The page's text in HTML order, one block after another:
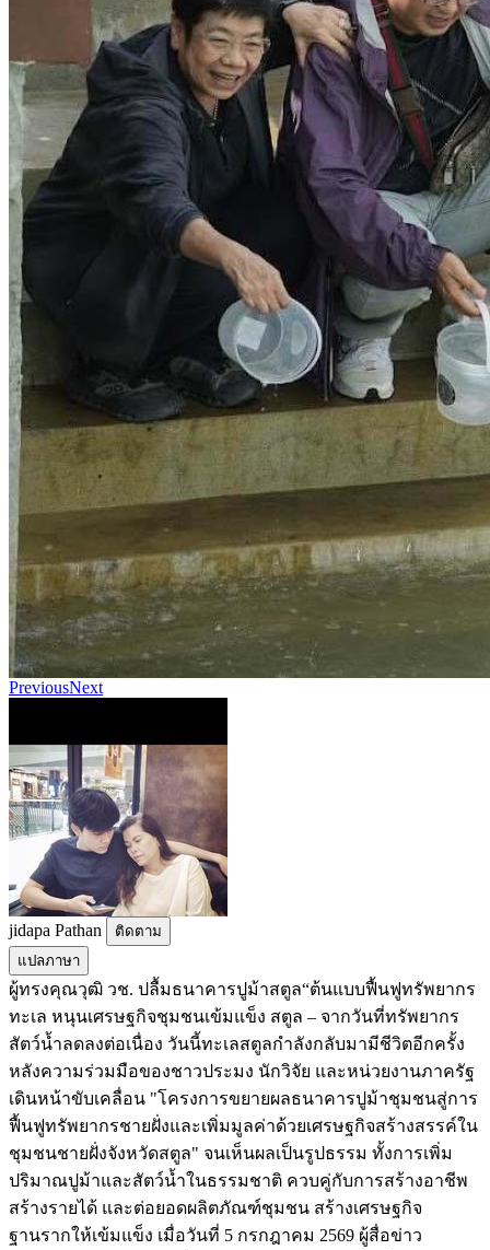
PreviousNext
jidapa Pathan
ติดตาม
แปลภาษา
ผู้ทรงคุณวุฒิ วช. ปลื้มธนาคารปูม้าสตูล“ต้นแบบฟื้นฟูทรัพยากร
ทะเล หนุนเศรษฐกิจชุมชนเข้มแข็ง สตูล – จากวันที่ทรัพยากร
สัตว์น้ำลดลงต่อเนื่อง วันนี้ทะเลสตูลกำลังกลับมามีชีวิตอีกครั้ง
หลังความร่วมมือของชาวประมง นักวิจัย และหน่วยงานภาครัฐ
เดินหน้าขับเคลื่อน "โครงการขยายผลธนาคารปูม้าชุมชนสู่การ
ฟื้นฟูทรัพยากรชายฝั่งและเพิ่มมูลค่าด้วยเศรษฐกิจสร้างสรรค์ใน
ชุมชนชายฝั่งจังหวัดสตูล" จนเห็นผลเป็นรูปธรรม ทั้งการเพิ่ม
ปริมาณปูม้าและสัตว์น้ำในธรรมชาติ ควบคู่กับการสร้างอาชีพ
สร้างรายได้ และต่อยอดผลิตภัณฑ์ชุมชน สร้างเศรษฐกิจ
ฐานรากให้เข้มแข็ง เมื่อวันที่ 5 กรกฎาคม 2569 ผู้สื่อข่าว